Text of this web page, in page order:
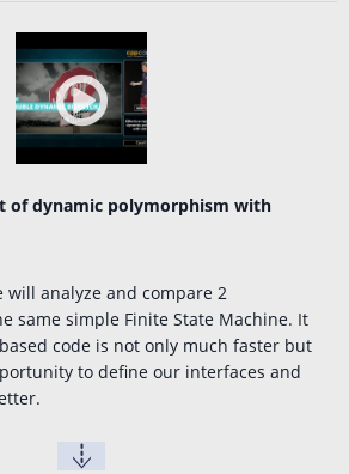
of dynamic polymorphism with
will analyze and compare 2
same simple Finite State Machine. It
code is not only much faster but
to define our interfaces and